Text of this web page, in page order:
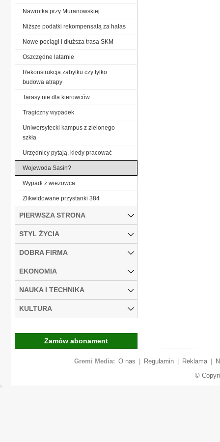
Nawrotka przy Muranowskiej
Niższe podatki rekompensatą za hałas
Nowe pociągi i dłuższa trasa SKM
Oszczędne latarnie
Rekonstrukcja zabytku czy tylko
budowa atrapy
Tarasy nie dla kierowców
Tragiczny wypadek
Uniwersytecki kampus z zielonego
szkła
Urzędnicy pytają, kiedy pracować
Wojewoda Sasin?
Wypadł z wieżowca
Zlikwidowane przystanki 384
PIERWSZA STRONA
STYL ŻYCIA
DOBRA FIRMA
EKONOMIA
NAUKA I TECHNIKA
KULTURA
Zamów abonament
Gremi Media: O nas Regulamin Reklama
©